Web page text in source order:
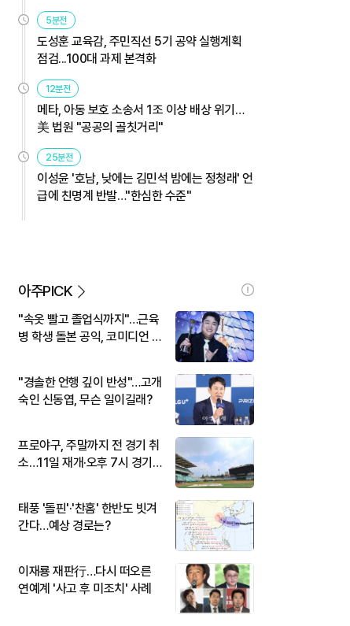
5분전
도성훈 교육감, 주민직선 5기 공약 실행계획
점검...100대 과제 본격화
12분전
메타, 아동 보호 소송서 1조 이상 배상 위기…
美 법원 "공공의 골칫거리"
25분전
이성윤 '호남, 낮에는 김민석 밤에는 정청래' 언
급에 친명계 반발…"한심한 수준"
아주PICK
"속옷 빨고 졸업식까지"…근육
병 학생 돌본 공익, 코미디언 김
"경솔한 언행 깊이 반성"…고개
숙인 신동엽, 무슨 일이길래?
프로야구, 주말까지 전 경기 취
소…11일 재개·오후 7시 경기
태풍 '돌핀'·'찬홈' 한반도 빗겨
간다…예상 경로는?
이재룡 재판行…다시 떠오른
연예계 '사고 후 미조치' 사례